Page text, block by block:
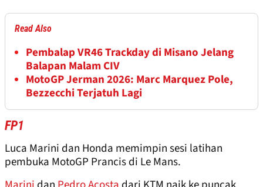
Read Also
Pembalap VR46 Trackday di Misano Jelang
Balapan Malam CIV
MotoGP Jerman 2026: Marc Marquez Pole,
Bezzecchi Terjatuh Lagi
FP1
Luca Marini dan Honda memimpin sesi latihan
pembuka MotoGP Prancis di Le Mans.